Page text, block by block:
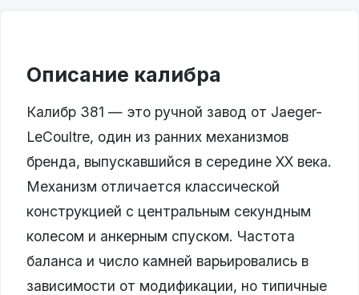
Описание калибра
Калибр 381 — это ручной завод от Jaeger-
LeCoultre, один из ранних механизмов
бренда, выпускавшийся в середине XX века.
Механизм отличается классической
конструкцией с центральным секундным
колесом и анкерным спуском. Частота
баланса и число камней варьировались в
зависимости от модификации, но типичные